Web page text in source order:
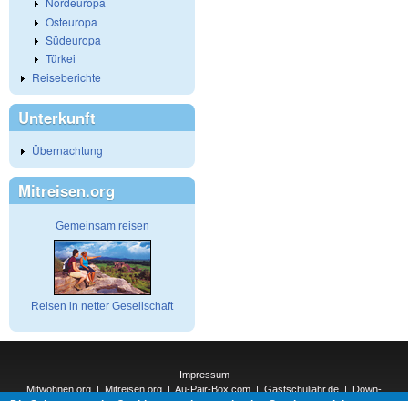
Osteuropa
Südeuropa
Türkei
Reiseberichte
Unterkunft
Übernachtung
Mitreisen.org
Gemeinsam reisen
Reisen in netter Gesellschaft
Impressum
Mitwohnen.org
Mitreisen.org Au-Pair-Box.com Gastschuljahr.de
Down-